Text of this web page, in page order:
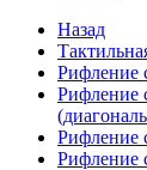
Назад
Рифление
Рифление
Рифление
Рифление